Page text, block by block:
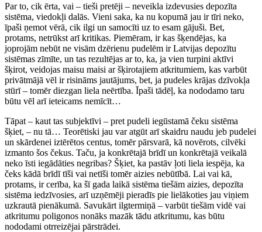
Par to, cik ērta, vai – tieši pretēji – neveikla izdevusies depozīta
sistēma, viedokļi dalās. Vieni saka, ka nu kopumā jau ir tīri neko,
īpaši ņemot vērā, cik ilgi un samocīti uz to esam gājuši. Bet,
protams, netrūkst arī kritikas. Piemēram, ir kas šķendējas, ka
joprojām nebūt ne visām dzērienu pudelēm ir Latvijas depozītu
sistēmas zīmīte, un tas rezultējas ar to, ka, ja vien turpini aktīvi
šķirot, veidojas maisu maisi ar šķirotajiem atkritumiem, kas varbūt
privātmājā vēl ir risināms jautājums, bet, ja pudeles krājas dzīvokļa
stūrī – tomēr diezgan liela neērtība. Īpaši tādēļ, ka nododamo taru
būtu vēl arī ieteicams nemīcīt…
Tāpat – kaut tas subjektīvi – pret pudeli iegūstamā čeku sistēma
šķiet, – nu tā… Teorētiski jau var atgūt arī skaidru naudu jeb pudelei
un skārdenei iztērētos centus, tomēr pārsvarā, kā novērots, cilvēki
izmanto šos čekus. Taču, ja konkrētajā brīdī un konkrētajā veikalā
neko īsti iegādāties negribas? Šķiet, ka pastāv ļoti liela iespēja, ka
čeks kādā brīdī tīši vai netīši tomēr aizies nebūtībā. Lai vai kā,
protams, ir cerība, ka šī gada laikā sistēma tiešām aizies, depozīta
sistēma iedzīvosies, arī uzņēmēji pieradīs pie lielākoties jau viņiem
uzkrautā pienākumā. Savukārt ilgtermiņā – varbūt tiešām vidē vai
atkritumu poligonos nonāks mazāk tādu atkritumu, kas būtu
nododami otrreizējai pārstrādei.